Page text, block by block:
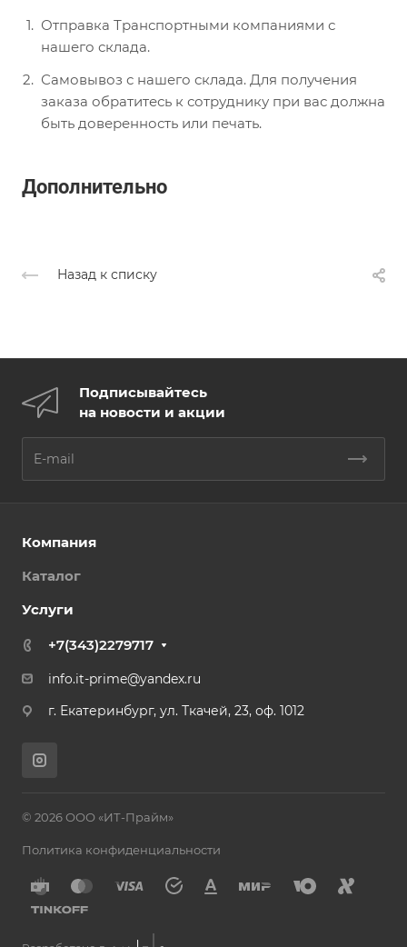
Отправка Транспортными компаниями с
нашего склада.
Самовывоз с нашего склада. Для получения
заказа обратитесь к сотруднику при вас должна
быть доверенность или печать.
Дополнительно
Назад к списку
Подписывайтесь
на новости и акции
Компания
Каталог
Услуги
+7(343)2279717
info.it-prime@yandex.ru
г. Екатеринбург, ул. Ткачей, 23, оф. 1012
© 2026 ООО «ИТ-Прайм»
Политика конфиденциальности